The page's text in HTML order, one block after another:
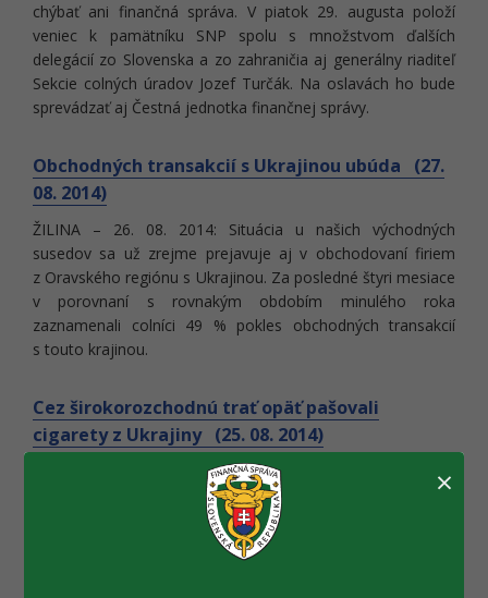
chýbať ani finančná správa. V piatok 29. augusta položí
veniec k pamätníku SNP spolu s množstvom ďalších
delegácií zo Slovenska a zo zahraničia aj generálny riaditeľ
Sekcie colných úradov Jozef Turčák. Na oslavách ho bude
sprevádzať aj Čestná jednotka finančnej správy.
Obchodných transakcií s Ukrajinou ubúda (27.
08. 2014)
ŽILINA – 26. 08. 2014: Situácia u našich východných
susedov sa už zrejme prejavuje aj v obchodovaní firiem
z Oravského regiónu s Ukrajinou. Za posledné štyri mesiace
v porovnaní s rovnakým obdobím minulého roka
zaznamenali colníci 49 % pokles obchodných transakcií
s touto krajinou.
Cez širokorozchodnú trať opäť pašovali
cigarety z Ukrajiny (25. 08. 2014)
Colníci z hraničnej Pobočky colného úradu Maťovce a z
kontrolnej mobilnej skupiny spolu s príslušníkmi zásahovej
jednotky hraničnej polície odhalili v uplynulom (34.) týždni v
3 prípadoch nelegálnu prepravu cigariet z Ukrajiny cez
širokorozchodnú trať. Celkom 292.000 kusov (1460
×